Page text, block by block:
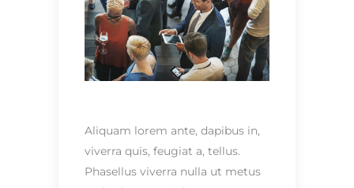
Aliquam lorem ante, dapibus in,
viverra quis, feugiat a, tellus.
Phasellus viverra nulla ut metus